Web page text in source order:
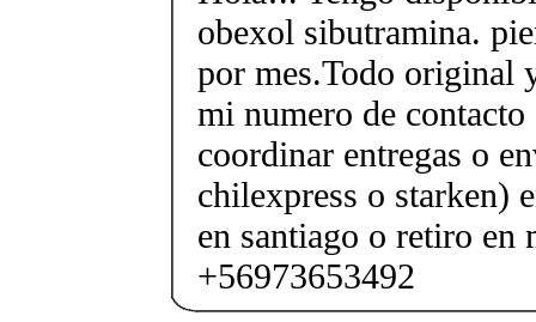
obexol sibutramina.
por mes.Todo original
mi numero de
coordinar entregas o
chilexpress o starken)
en santiago o retiro
+56973653492